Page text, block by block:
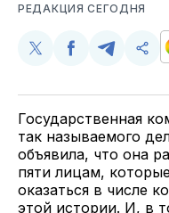
РЕДАКЦИЯ СЕГОДНЯ
Поделиться
Twitter
Поделиться
FacebookTelegram
Государственная
так называемого
объявила, что она
пяти лицам,
оказаться в числе
этой истории. И, в